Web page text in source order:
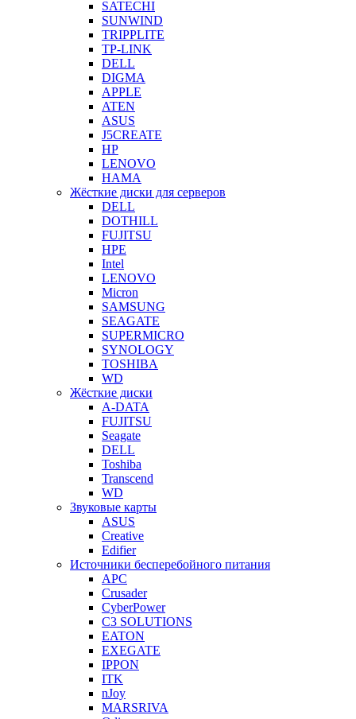
SATECHI
SUNWIND
TRIPPLITE
TP-LINK
DELL
DIGMA
APPLE
ATEN
ASUS
J5CREATE
HP
LENOVO
HAMA
Жёсткие диски для серверов
DELL
DOTHILL
FUJITSU
HPE
Intel
LENOVO
Micron
SAMSUNG
SEAGATE
SUPERMICRO
SYNOLOGY
TOSHIBA
WD
Жёсткие диски
A-DATA
FUJITSU
Seagate
DELL
Toshiba
Transcend
WD
Звуковые карты
ASUS
Creative
Edifier
Источники бесперебойного питания
APC
Crusader
CyberPower
C3 SOLUTIONS
EATON
EXEGATE
IPPON
ITK
nJoy
MARSRIVA